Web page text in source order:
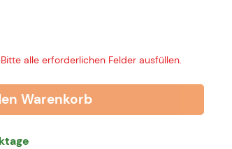
alle erforderlichen Felder ausfüllen.
Warenkorb